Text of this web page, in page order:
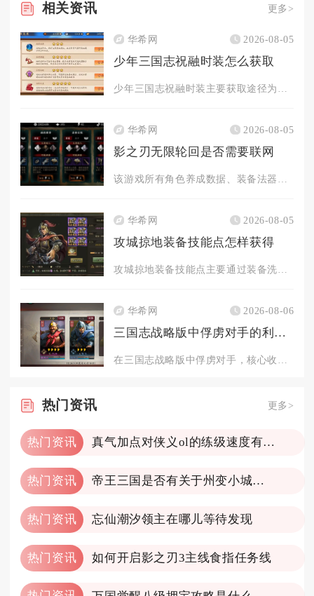
相关资讯 更多>
华希网 2026-08-05
少年三国志祝融时装怎么获取
华希网 2026-08-05
影之刃无限轮回是否需要联网
华希网 2026-08-05
攻城掠地装备技能点怎样获得
华希网 2026-08-06
三国志战略版中俘虏对手的利益是什么
热门 资讯 更多>
热门资讯 真气加点对侠义ol的练级速度有何影响
热门资讯 帝王三国是否有关于州变小城的说明
热门资讯 忘仙潮汐领主在哪儿等待发现
热门资讯 如何开启影之刃3主线食指任务线